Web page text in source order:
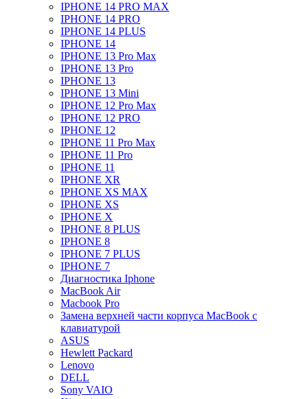
IPHONE 14 PRO MAX
IPHONE 14 PRO
IPHONE 14 PLUS
IPHONE 14
IPHONE 13 Pro Max
IPHONE 13 Pro
IPHONE 13
IPHONE 13 Mini
IPHONE 12 Pro Max
IPHONE 12 PRO
IPHONE 12
IPHONE 11 Pro Max
IPHONE 11 Pro
IPHONE 11
IPHONE XR
IPHONE XS MAX
IPHONE XS
IPHONE X
IPHONE 8 PLUS
IPHONE 8
IPHONE 7 PLUS
IPHONE 7
Диагностика Iphone
MacBook Air
Macbook Pro
Замена верхней части корпуса MacBook с
клавиатурой
ASUS
Hewlett Packard
Lenovo
DELL
Sony VAIO